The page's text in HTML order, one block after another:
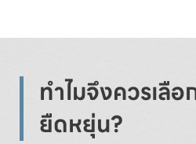
ทำไมจึงควรเลื
ยืดหยุ่น?